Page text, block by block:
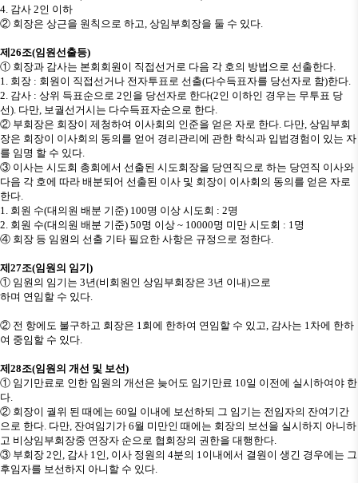
4. 감사 2인 이하
② 회장은 상근을 원칙으로 하고, 상임부회장을 둘 수 있다.
제 26조(임원선출등)
① 회장과 감사는 본회회원이 직접선거로 다음 각 호의 방법으로 선출한다.
1. 회장 : 회원이 직접선거나 전자투표로 선출(다수득표자를 당선자로 함)한다.
2. 감사 : 상위 득표순으로 2인을 당선자로 한다(2인 이하인 경우는 무투표 당
선). 다만, 보궐선거시는 다수득표자순으로 한다.
② 부회장은 회장이 제청하여 이사회의 인준을 얻은 자로 한다. 다만, 상임부회
장은 회장이 이사회의 동의를 얻어 경리관리에 관한 학식과 입법경험이 있는 자
를 임명 할 수 있다.
③ 이사는 시도회 총회에서 선출된 시도회장을 당연직으로 하는 당연직 이사와
다음 각 호에 따라 배분되어 선출된 이사 및 회장이 이사회의 동의를 얻은 자로
한다.
1. 회원 수(대의원 배분 기준) 100명 이상 시도회 : 2명
2. 회원 수(대의원 배분 기준) 50명 이상 ~ 10000명 미만 시도회 : 1명
④ 회장 등 임원의 선출 기타 필요한 사항은 규정으로 정한다.
제 27조(임원의 임기 )
① 임원의 임기는 3년(비회원인 상임부회장은 3년 이내)으로
하며 연임할 수 있다.
② 전 항에도 불구하고 회장은 1회에 한하여 연임할 수 있고, 감사는 1차에 한하
여 중임할 수 있다.
제 28조(임원의 개선 및 보선)
① 임기만료로 인한 임원의 개선은 늦어도 임기만료 10일 이전에 실시하여야 한
다.
② 회장이 궐위 된 때에는 60일 이내에 보선하되 그 임기는 전임자의 잔여기간
으로 한다. 다만, 잔여임기가 6월 미만인 때에는 회장의 보선을 실시하지 아니하
고 비상임부회장중 연장자 순으로 협회장의 권한을 대행한다.
③ 부회장 2인, 감사 1인, 이사 정원의 4분의 1이내에서 결원이 생긴 경우에는 그
후임자를 보선하지 아니할 수 있다.